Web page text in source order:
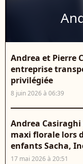
Andrea et Pierre
entreprise
privilégiée
8 juin 2026 à 06:39
Andrea
maxi florale lors
enfants Sacha,
17 mai 2026 à 20:51